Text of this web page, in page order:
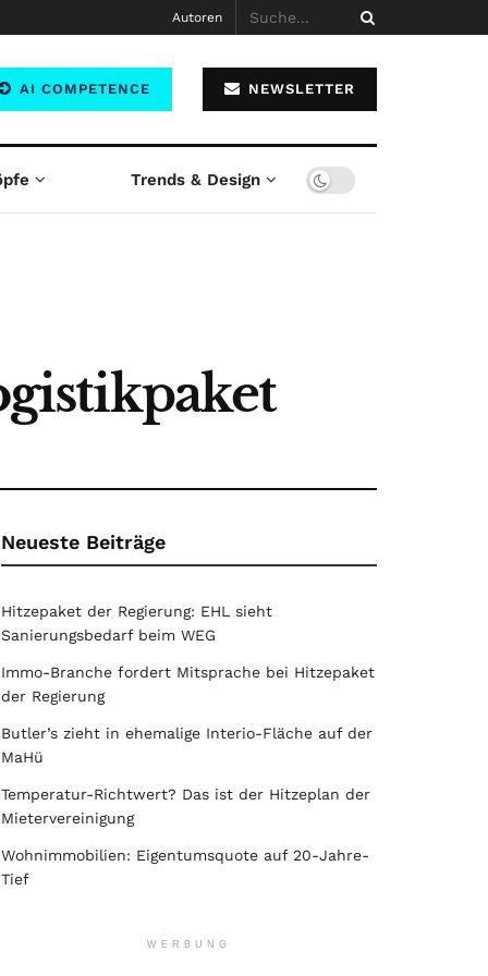
Autoren
AI COMPETENCE NEWSLETTER
Trends & Design
Neueste Beiträge
Hitzepaket der Regierung: EHL sieht
Sanierungsbedarf beim WEG
Immo-Branche fordert Mitsprache bei Hitzepaket
der Regierung
Butler’s zieht in ehemalige Interio-Fläche auf der
MaHü
Temperatur-Richtwert? Das ist der Hitzeplan der
Mietervereinigung
Wohnimmobilien: Eigentumsquote auf 20-Jahre-
Tief
WERBUNG